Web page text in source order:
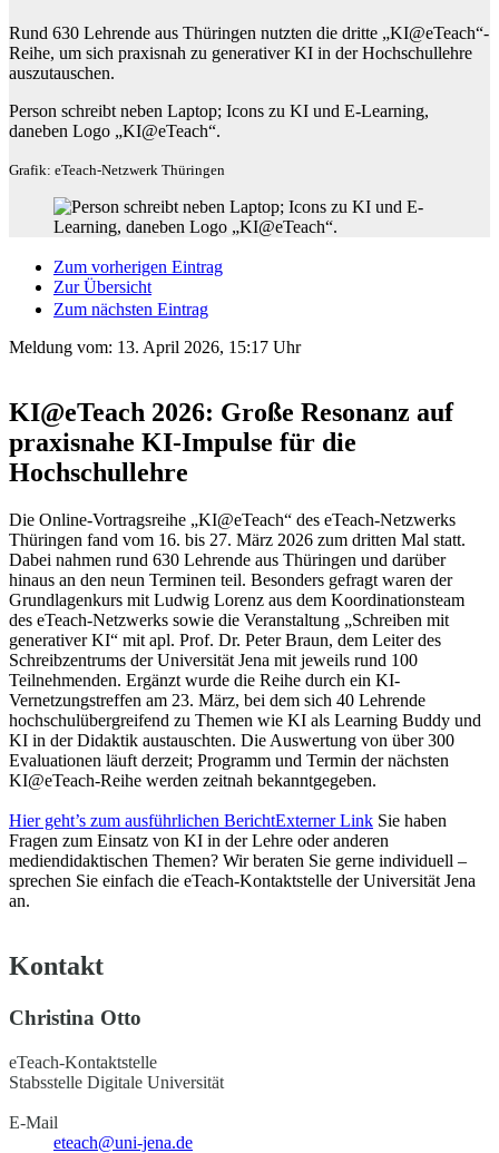
Rund 630 Lehrende aus Thüringen nutzten die dritte „KI@eTeach“-
Reihe, um sich praxisnah zu generativer KI in der Hochschullehre
auszutauschen.
Person schreibt neben Laptop; Icons zu KI und E-Learning,
daneben Logo „KI@eTeach“.
Grafik: eTeach-Netzwerk Thüringen
Zum vorherigen Eintrag
Zur Übersicht
Zum nächsten Eintrag
Meldung vom: 13. April 2026, 15:17 Uhr
KI@eTeach 2026: Große Resonanz auf
praxisnahe KI-Impulse für die
Hochschullehre
Die Online-Vortragsreihe „KI@eTeach“ des eTeach-Netzwerks
Thüringen fand vom 16. bis 27. März 2026 zum dritten Mal statt.
Dabei nahmen rund 630 Lehrende aus Thüringen und darüber
hinaus an den neun Terminen teil. Besonders gefragt waren der
Grundlagenkurs mit Ludwig Lorenz aus dem Koordinationsteam
des eTeach-Netzwerks sowie die Veranstaltung „Schreiben mit
generativer KI“ mit apl. Prof. Dr. Peter Braun, dem Leiter des
Schreibzentrums der Universität Jena mit jeweils rund 100
Teilnehmenden. Ergänzt wurde die Reihe durch ein KI-
Vernetzungstreffen am 23. März, bei dem sich 40 Lehrende
hochschulübergreifend zu Themen wie KI als Learning Buddy und
KI in der Didaktik austauschten. Die Auswertung von über 300
Evaluationen läuft derzeit; Programm und Termin der nächsten
KI@eTeach-Reihe werden zeitnah bekanntgegeben.
Hier geht’s zum ausführlichen BerichtExterner Link Sie haben
Fragen zum Einsatz von KI in der Lehre oder anderen
mediendidaktischen Themen? Wir beraten Sie gerne individuell –
sprechen Sie einfach die eTeach-Kontaktstelle der Universität Jena
an.
Kontakt
Christina Otto
eTeach-Kontaktstelle
Stabsstelle Digitale Universität
E-Mail
eteach@uni-jena.de